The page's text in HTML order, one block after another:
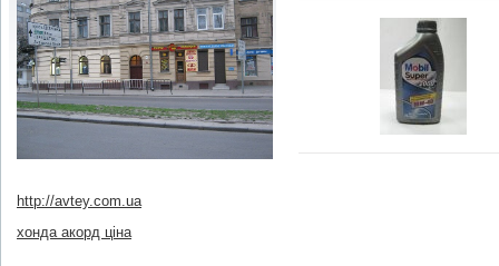
http://avtey.com.ua
хонда акорд ціна